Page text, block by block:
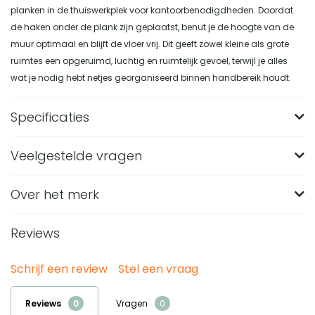
planken in de thuiswerkplek voor kantoorbenodigdheden. Doordat
de haken onder de plank zijn geplaatst, benut je de hoogte van de
muur optimaal en blijft de vloer vrij. Dit geeft zowel kleine als grote
ruimtes een opgeruimd, luchtig en ruimtelijk gevoel, terwijl je alles
wat je nodig hebt netjes georganiseerd binnen handbereik houdt.
Specificaties
Merk
Hoogte (in CM)
Materiaal MDF
Kleur
Veelgestelde vragen
Wat zijn de afmetingen van het Nest of Nora
Het Nest of Nora wandrek met haken heeft een breedte
Door dit compacte formaat past het goed in smalle
ruimtes zoals een hal, badkamer of keuken.
haken gemaakt?
Deze wandplank met haken is gemaakt van MDF. Het
materiaal heeft een strak en egaal oppervlak, waardoor het
Waarvoor kun je het Nest of Nora wandrek met
haken gebruiken?
Over het merk
Nest of Nora ontwerpt en realiseert interieurs die rust, warmte en
Reviews
Schrijf een review Stel een vraag
Reviews Vragen